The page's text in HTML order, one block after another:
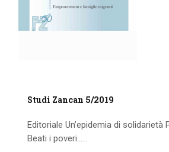
Studi Zancan 5/2019
Editoriale Un’epidemia di solidarietà
Beati i poveri…...